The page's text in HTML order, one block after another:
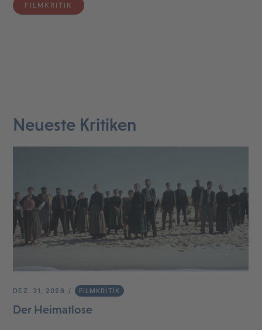
FILMKRITIK
Neueste Kritiken
DEZ. 31, 2026 FILMKRITIK
Der Heimatlose